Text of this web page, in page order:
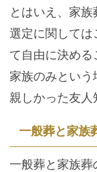
とはいえ、家
選定に関しては
て自由に決め
家族のみという
親しかった友人
一般葬と家族
一般葬と家族